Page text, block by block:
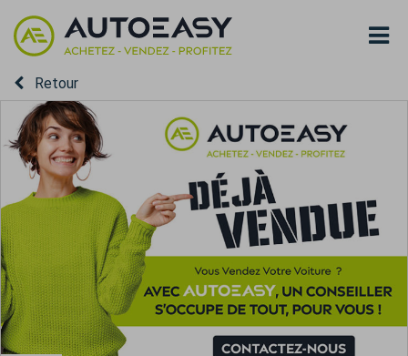
Retour